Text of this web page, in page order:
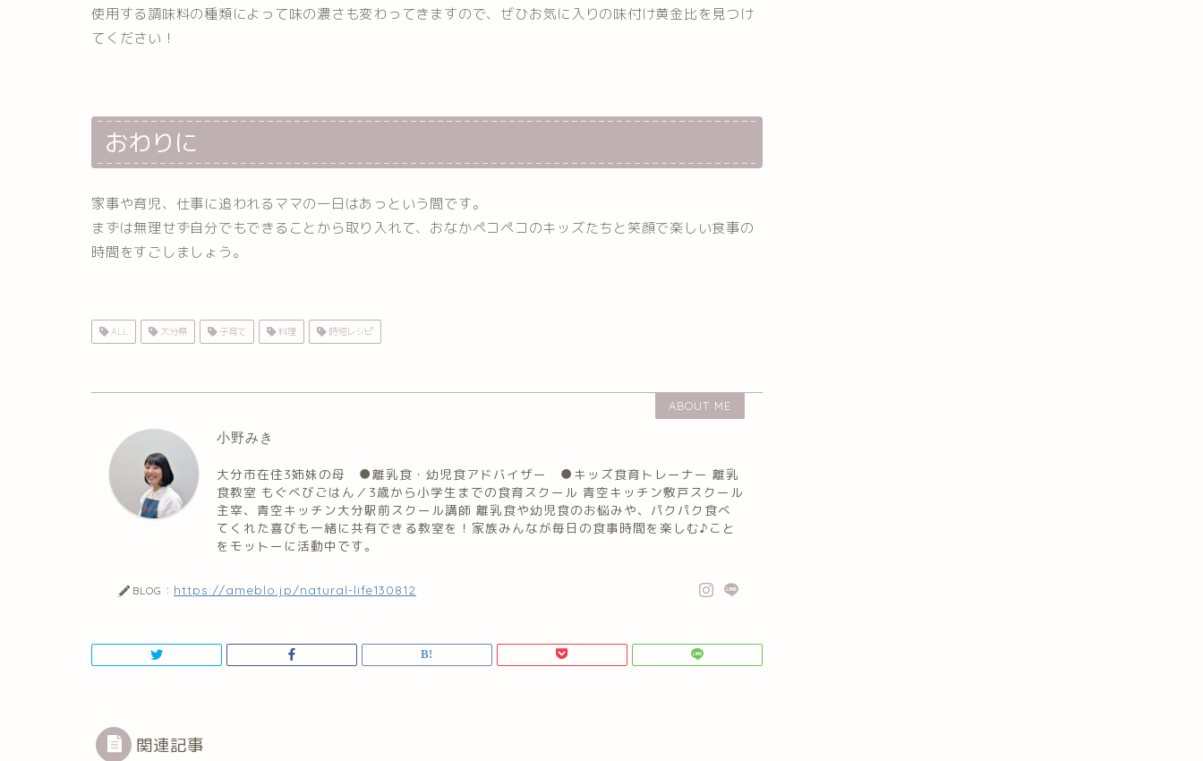
使用する調味料の種類によって味の濃さも変わってきますので、ぜひお気に入りの味付け黄金比を見つけ
てください！
おわりに
家事や育児、仕事に追われるママの一日はあっという間です。
まずは無理せず自分でもできることから取り入れて、おなかペコペコのキッズたちと笑顔で楽しい食事の
時間をすごしましょう。
ALL 大分県 子育て 料理 時短レシピ
ABOUT ME
小野みき
大分市在住3姉妹の母 ●離乳食・幼児食アドバイザー ●キッズ食育トレーナー 離乳
食教室 もぐべびごはん／3歳から小学生までの食育スクール 青空キッチン敷戸スクール
主宰、青空キッチン大分駅前スクール講師 離乳食や幼児食のお悩みや、パクパク食べ
てくれた喜びも一緒に共有できる教室を！家族みんなが毎日の食事時間を楽しむ♪こと
をモットーに活動中です。
BLOG： https://ameblo.jp/natural-life130812
関連記事